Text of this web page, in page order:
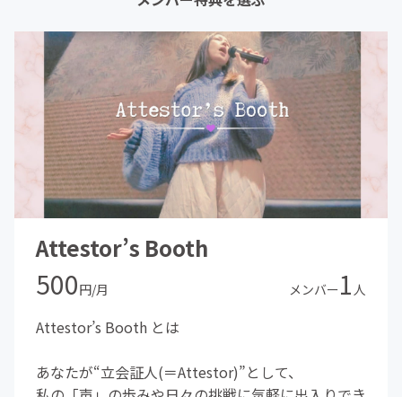
Attestor’s Booth
500円/月 メンバー1 人
Attestor’s Booth とは
あなたが“立会証人(＝Attestor)”として、